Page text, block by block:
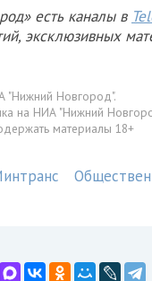
есть каналы в
эксклюзивных
"Нижний Новгород".
на НИА "Нижний
материалы 18+